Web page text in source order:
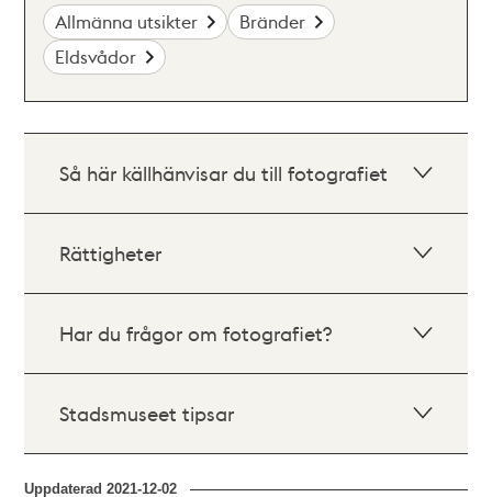
Allmänna utsikter
Bränder
Eldsvådor
Så här källhänvisar du till fotografiet
Rättigheter
Har du frågor om fotografiet?
Stadsmuseet tipsar
Uppdaterad2021-12-02